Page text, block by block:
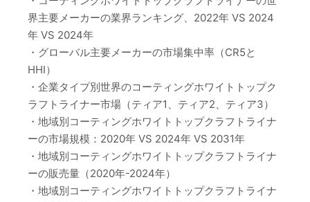
界主要メーカーの業界ランキング、2022年 VS 2024
年 VS 2024年
・グローバル主要メーカーの市場集中率（CR5と
HHI）
・企業タイプ別世界のコーティングホワイトトップク
ラフトライナー市場（ティア1、ティア2、ティア3）
・地域別コーティングホワイトトップクラフトライナ
ーの市場規模：2020年 VS 2024年 VS 2031年
・地域別コーティングホワイトトップクラフトライナ
ーの販売量（2020年-2024年）
・地域別コーティングホワイトトップクラフトライナ